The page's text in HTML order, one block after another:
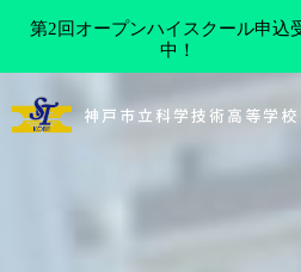
ン
へ
神戸市立科学技術高等学校
第2回オープンハイスクール申込
中！